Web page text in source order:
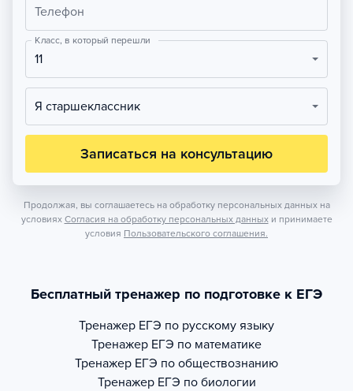
Телефон
Класс, в который перешли
11
Я старшеклассник
Записаться на консультацию
Продолжая, вы соглашаетесь на обработку персональных данных на
условиях Согласия на обработку персональных данных и принимаете
условия Пользовательского соглашения.
Бесплатный тренажер по подготовке к ЕГЭ
Тренажер ЕГЭ по русскому языку
Тренажер ЕГЭ по математике
Тренажер ЕГЭ по обществознанию
Тренажер ЕГЭ по биологии